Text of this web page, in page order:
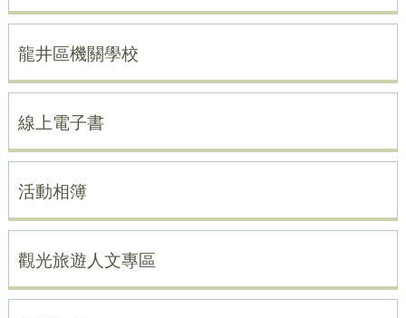
龍井區機關學校
線上電子書
活動相簿
觀光旅遊人文專區